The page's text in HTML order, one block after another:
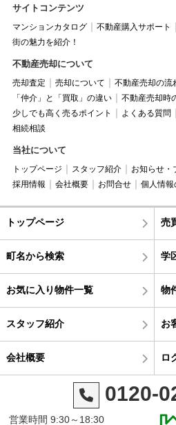
サイトコンテンツ
マンションカタログ 不動産購入サポート
街の魅力を紹介！
不動産売却について
売却査定 売却について
不動産売却の流
「仲介」と「買取」の違い
不動産売却時
少しでも高く売るポイント
よくある質問
相続相談
当社について
トップページ スタッフ紹介 お知らせ・
採用情報
会社概要 お問合せ 個人情報
トップページ 売
町名から検索 学
お気に入り物件一覧 物
スタッフ紹介 お
会社概要 ロ
0120-
営業時間 9:30～18:30